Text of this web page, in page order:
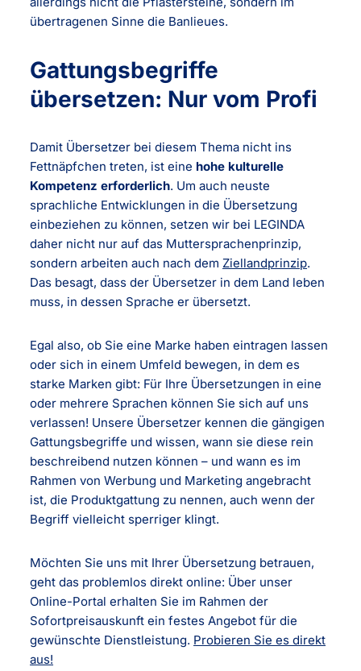
übertragenen Sinne die Banlieues.
Gattungsbegriffe
übersetzen: Nur vom Profi
Damit Übersetzer bei diesem Thema nicht ins
Fettnäpfchen treten, ist eine hohe kulturelle
Kompetenz erforderlich. Um auch neuste
sprachliche Entwicklungen in die Übersetzung
einbeziehen zu können, setzen wir bei LEGINDA
daher nicht nur auf das Muttersprachenprinzip,
sondern arbeiten auch nach demZiellandprinzip.
Das besagt, dass der Übersetzer in dem Land leben
muss, in dessen Sprache er übersetzt.
Egal also, ob Sie eine Marke haben eintragen lassen
oder sich in einem Umfeld bewegen, in dem es
starke Marken gibt: Für Ihre Übersetzungen in eine
oder mehrere Sprachen können Sie sich auf uns
verlassen! Unsere Übersetzer kennen die gängigen
Gattungsbegriffe und wissen, wann sie diese rein
beschreibend nutzen können – und wann es im
Rahmen von Werbung und Marketing angebracht
ist, die Produktgattung zu nennen, auch wenn der
Begriff vielleicht sperriger klingt.
Möchten Sie uns mit Ihrer Übersetzung betrauen,
geht das problemlos direkt online: Über unser
Online-Portal erhalten Sie im Rahmen der
Sofortpreisauskunft ein festes Angebot für die
gewünschte Dienstleistung. Probieren Sie es direkt
aus!